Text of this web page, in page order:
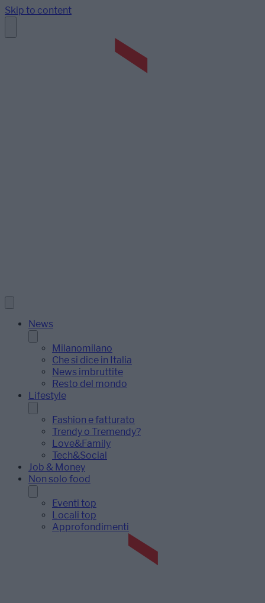
Skip to content
News
Milanomilano
Che si dice in Italia
News imbruttite
Resto del mondo
Lifestyle
Fashion e fatturato
Trendy o Tremendy?
Love&Family
Tech&Social
Job & Money
Non solo food
Eventi top
Locali top
Approfondimenti